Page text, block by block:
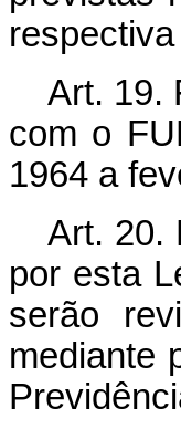
Art. 19.
com o
1964 a
Art. 20.
por esta
serão
mediante